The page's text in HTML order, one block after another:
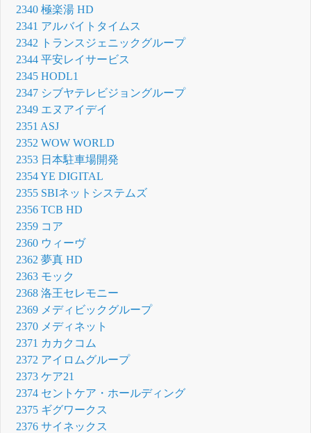
2340 極楽湯 HD
2341 アルバイトタイムス
2342 トランスジェニックグループ
2344 平安レイサービス
2345 HODL1
2347 シブヤテレビジョングループ
2349 エヌアイデイ
2351 ASJ
2352 WOW WORLD
2353 日本駐車場開発
2354 YE DIGITAL
2355 SBIネットシステムズ
2356 TCB HD
2359 コア
2360 ウィーヴ
2362 夢真 HD
2363 モック
2368 洛王セレモニー
2369 メディビックグループ
2370 メディネット
2371 カカクコム
2372 アイロムグループ
2373 ケア21
2374 セントケア・ホールディング
2375 ギグワークス
2376 サイネックス